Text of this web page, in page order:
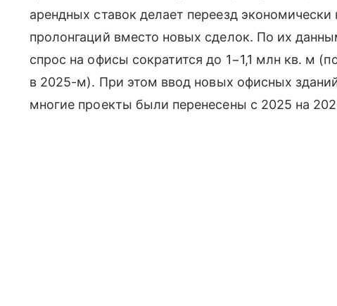
арендных ставок делает переезд
пролонгаций вместо новых сделок. По их
спрос на офисы сократится до 1−1,1 млн кв. м
в 2025-м). При этом ввод новых офисных
многие проекты были перенесены с 2025 на